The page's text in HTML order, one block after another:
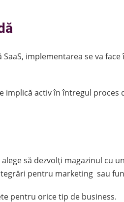
implementarea se va
implică activ în întregul
să dezvolți magazinul cu
pentru marketing sau
pentru orice tip de business.